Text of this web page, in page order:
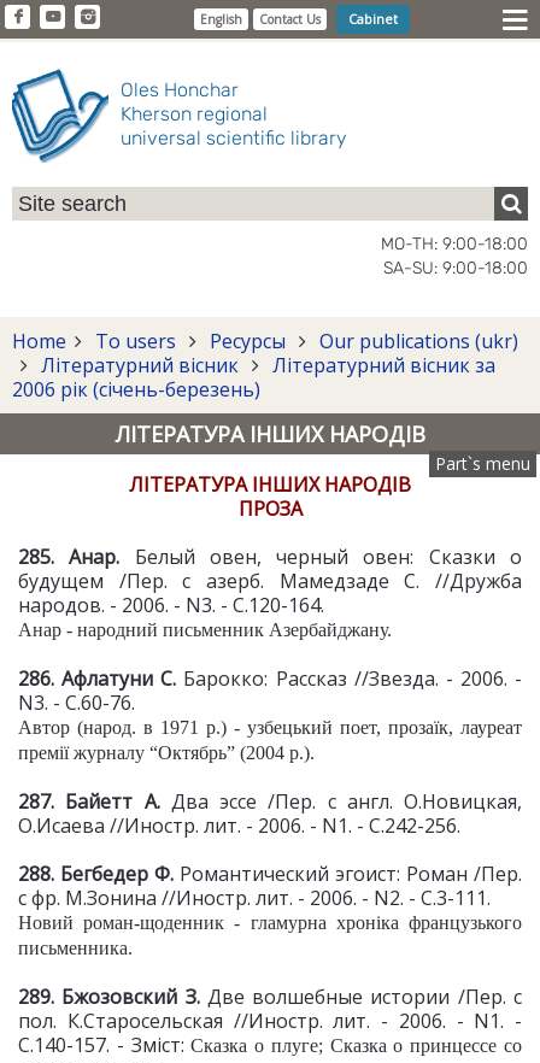
English Contact Us Cabinet
Oles Honchar
Kherson regional
universal scientific library
MO-TH: 9:00-18:00
SA-SU: 9:00-18:00
Home To users Ресурсы
Our publications (ukr)
Літературний вісник
Літературний вісник за
2006 рік (січень-березень)
ЛІТЕРАТУРА ІНШИХ НАРОДІВ
Part`s menu
ЛІТЕРАТУРА ІНШИХ НАРОДІВ
ПРОЗА
285. Анар. Белый овен, черный овен: Сказки о
будущем /Пер. с азерб. Мамедзаде С. //Дружба
народов. - 2006. - N3. - С.120-164.
Анар - народний письменник Азербайджану.
286. Афлатуни С. Барокко: Рассказ //Звезда. - 2006. -
N3. - С.60-76.
Автор (народ. в 1971 р.) - узбецький поет, прозаїк, лауреат
премії журналу “Октябрь” (2004 р.).
287. Байетт А.Два эссе /Пер. с англ. О.Новицкая,
О.Исаева //Иностр. лит. - 2006. - N1. - С.242-256.
288. Бегбедер Ф. Романтический эгоист: Роман /Пер.
с фр. М.Зонина //Иностр. лит. - 2006. - N2. - С.3-111.
Новий роман-щоденник - гламурна хроніка французького
письменника.
289. Бжозовский З.Две волшебные истории /Пер. с
пол. К.Старосельская //Иностр. лит. - 2006. - N1. -
С.140-157. - Зміст:Сказка о плуге; Сказка о принцессе со